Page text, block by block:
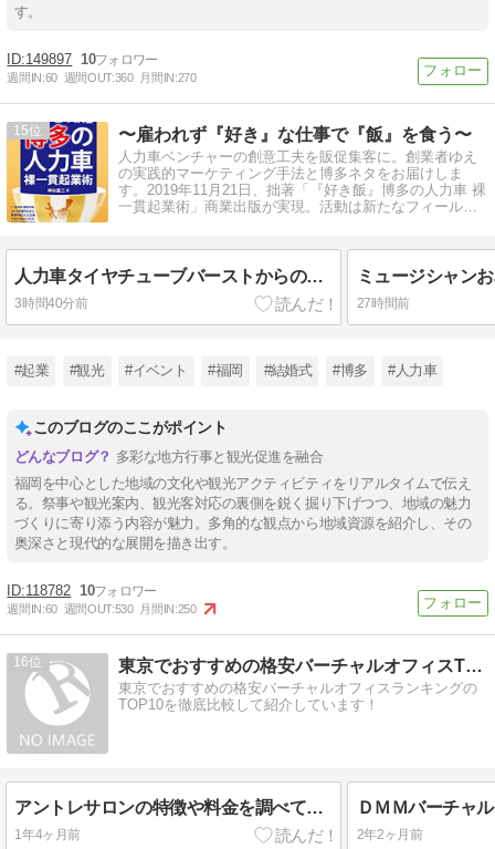
す。
149897 10
週間IN:60 週間OUT:360 月間IN:270
15 〜雇われず『好き』な仕事で『飯』を食う〜
人力車ベンチャーの創意工夫を販促集客に。創業者ゆえ
の実践的マーケティング手法と博多ネタをお届けしま
す。2019年11月21日、拙著「『好き飯』博多の人力車 裸
一貫起業術」商業出版が実現。活動は新たなフィールド
人力車タイヤチューブバーストからの観光120分コース。
3時間40分前 27時間前
#起業 #観光 #イベント #福岡 #結婚式 #博多 #人力車
このブログのここがポイント
多彩な地方行事と観光促進を融合
福岡を中心とした地域の文化や観光アクティビティをリアルタイムで伝え
る。祭事や観光案内、観光客対応の裏側を鋭く掘り下げつつ、地域の魅力
づくりに寄り添う内容が魅力。多角的な観点から地域資源を紹介し、その
奥深さと現代的な展開を描き出す。
118782 10
週間IN:60 週間OUT:530 月間IN:250
16 東京でおすすめの格安バーチャルオフィスTOP10を厳選紹介！
東京でおすすめの格安バーチャルオフィスランキングの
TOP10を徹底比較して紹介しています！
アントレサロンの特徴や料金を調べてみた！
1年4ヶ月前 2年2ヶ月前